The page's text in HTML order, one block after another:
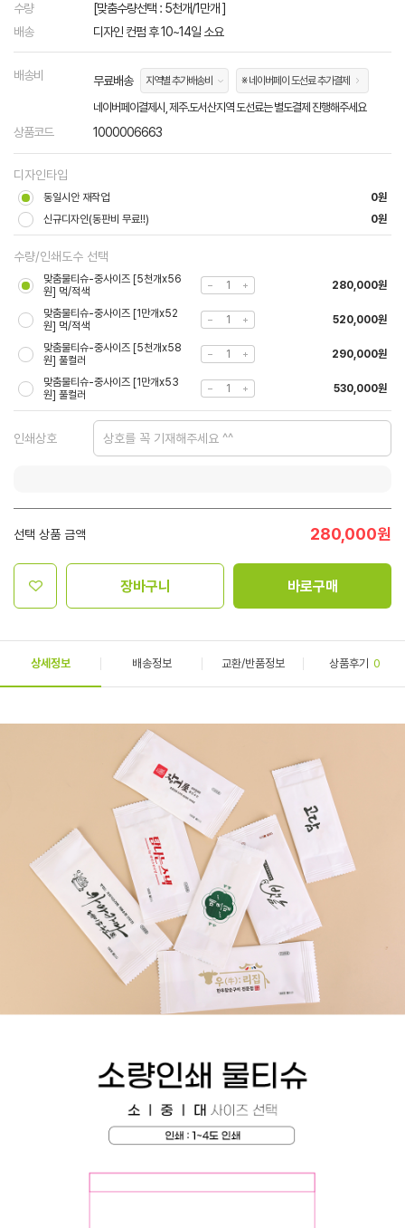
수량
[맞춤수량선택 : 5천개/1만개 ]
배송
디자인 컨펌 후 10~14일 소요
배송비 무료배송 지역별 추가배송비 ※ 네이버페이 도선료 추가결제
네이버페이결제시, 제주.도서산지역 도선료는 별도결제 진행해주세요
상품코드 1000006663
디자인타입
동일시안 재작업
0원
신규디자인(동판비 무료!!)
0원
수량/인쇄도수 선택
맞춤물티슈-중사이즈 [5천개x56
원] 먹/적색
280,000원
맞춤물티슈-중사이즈 [1만개x52
원] 먹/적색
520,000원
맞춤물티슈-중사이즈 [5천개x58
원] 풀컬러
290,000원
맞춤물티슈-중사이즈 [1만개x53
원] 풀컬러
530,000원
인쇄상호
선택 상품 금액 280,000원
장바구니 바로구매
상세정보 배송정보 교환/반품정보 상품후기 0